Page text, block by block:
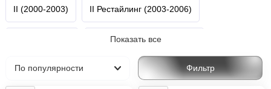
II (2000-2003) II Рестайлинг (2003-2006)
III Рестайлинг (2008-2010)
III 2-й Рестайлинг (2010-2013)
Показать все
Фильтр